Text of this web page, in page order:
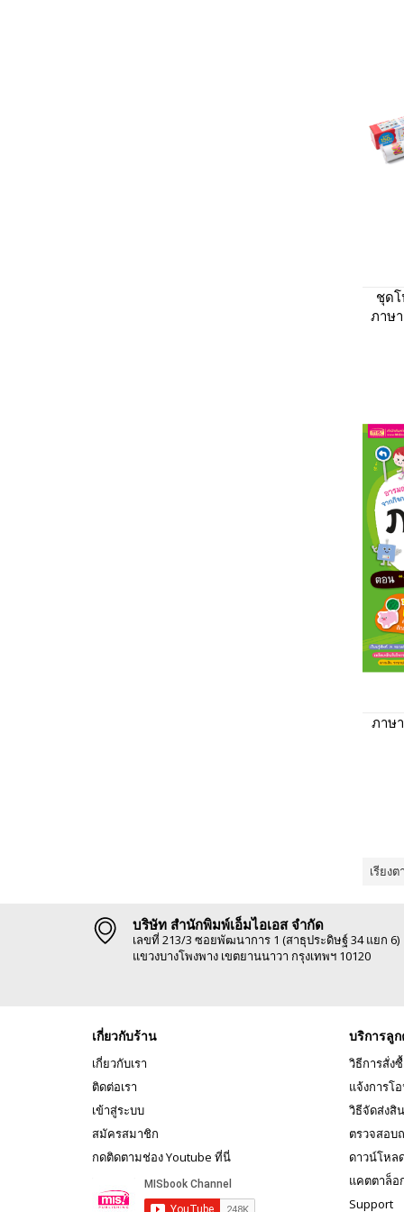
ชุดโ
ภาษ
ภาษ
เรียง
บริษัท สำนักพิมพ์เอ็มไอเอส จำกัด
เลขที่ 213/3 ซอยพัฒนาการ 1 (สาธุประดิษฐ์ 34 แยก 6)
แขวงบางโพงพาง เขตยานนาวา กรุงเทพฯ 10120
เกี่ยวกับร้าน
เกี่ยวกับเรา
ติดต่อเรา
เข้าสู่ระบบ
สมัครสมาชิก
กดติดตามช่อง Youtube ที่นี่
บริการลู
วิธีการสั่ง
แจ้งการโ
วิธีจัดส่งสิ
ตรวจสอบ
ดาวน์โหล
แคตตาล็อ
Support